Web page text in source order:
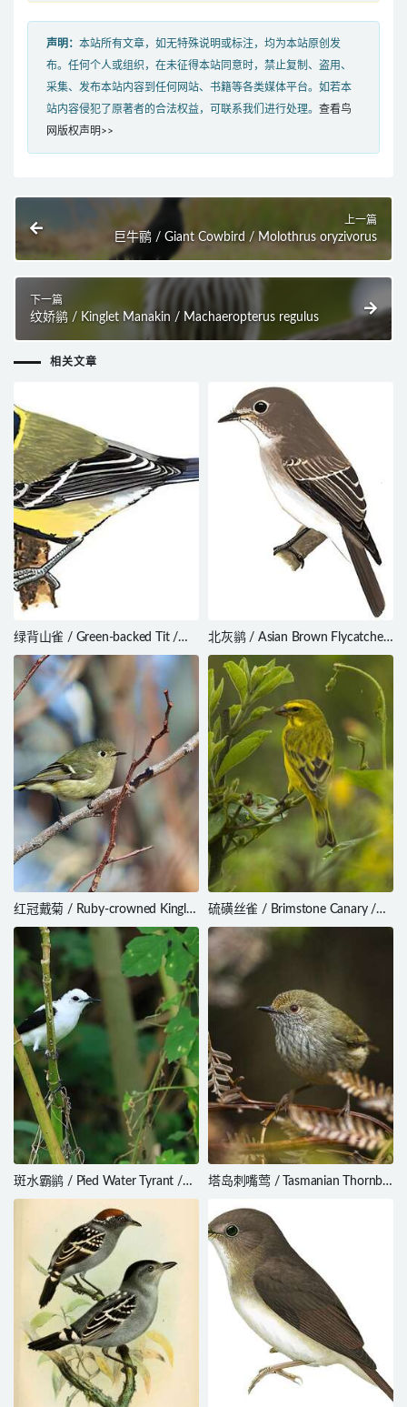
声明： 本站所有文章，如无特殊说明或标注，均为本站原创发
布。任何个人或组织，在未征得本站同意时，禁止复制、盗用、
采集、发布本站内容到任何网站、书籍等各类媒体平台。如若本
站内容侵犯了原著者的合法权益，可联系我们进行处理。 查看鸟
网版权声明>>
上一篇
巨牛鹂 / Giant Cowbird / Molothrus oryzivorus
下一篇
纹娇鹟 / Kinglet Manakin / Machaeropterus regulus
相关文章
绿背山雀 / Green-backed Tit /
Parus monticolus
北灰鹟 / Asian Brown Flycatcher
/ Muscicapa dauurica
红冠戴菊 / Ruby-crowned Kinglet
/ Regulus calendula
硫磺丝雀 / Brimstone Canary /
Crithagra sulphurata
斑水霸鹟 / Pied Water Tyrant /
Fluvicola pica
塔岛刺嘴莺 / Tasmanian Thornbill